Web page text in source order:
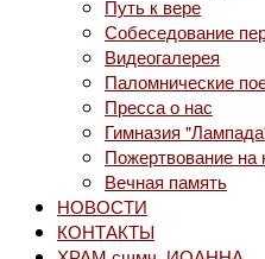
Путь к вере
Собеседование
Видеогалерея
Паломнические
Пресса о нас
Гимназия
Пожертвование
Вечная память
НОВОСТИ
КОНТАКТЫ